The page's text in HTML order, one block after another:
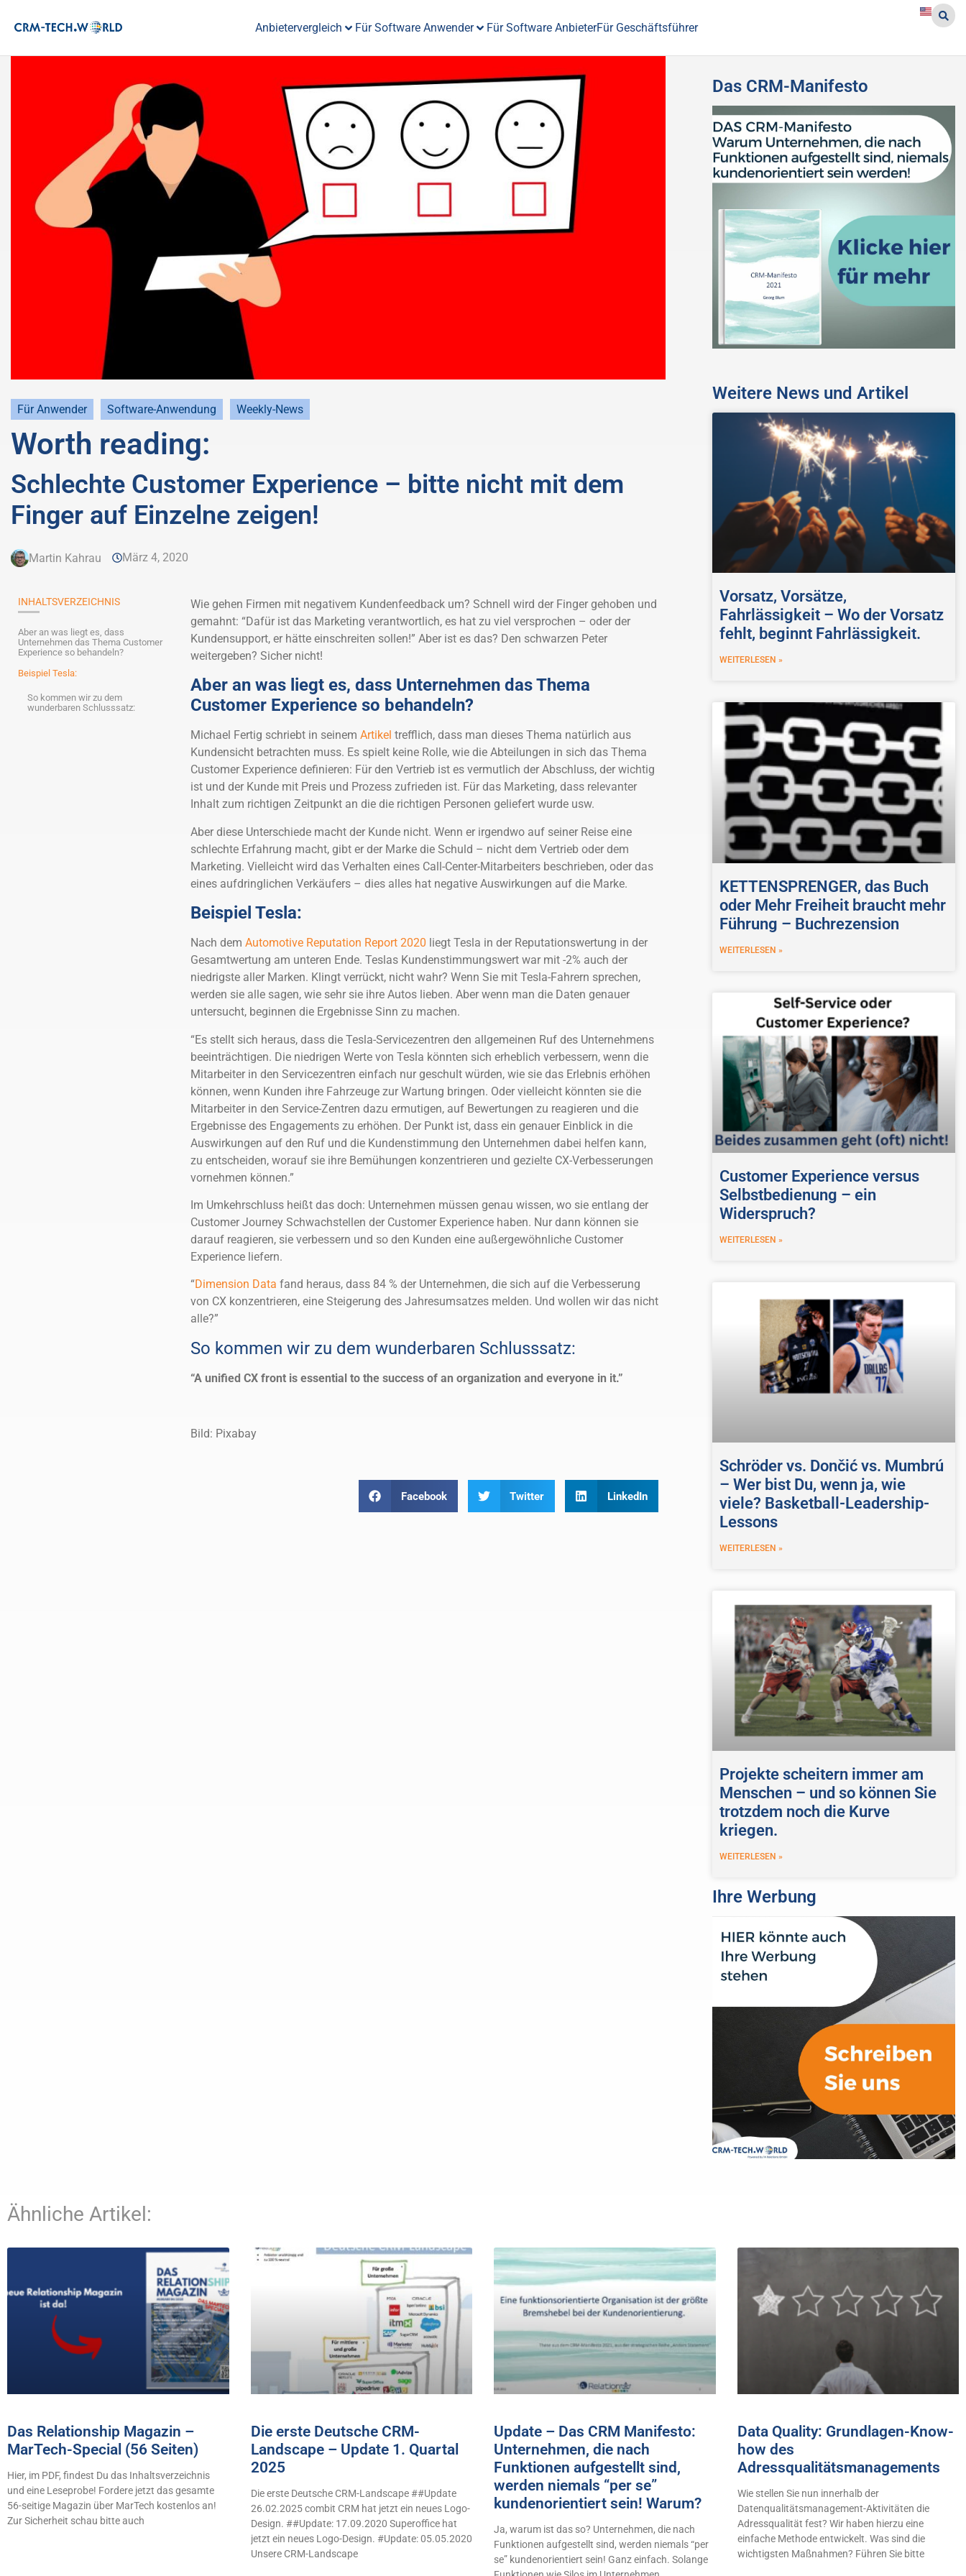
Anbietervergleich Für Software Anwender Für Software AnbieterFür Geschäftsführer
Für Anwender Software-Anwendung Weekly-News
Worth reading:
Schlechte Customer Experience – bitte nicht mit dem
Finger auf Einzelne zeigen!
Martin Kahrau März 4, 2020
INHALTSVERZEICHNIS
Aber an was liegt es, dass
Unternehmen das Thema Customer
Experience so behandeln?
Beispiel Tesla:
So kommen wir zu dem
wunderbaren Schlusssatz:
Wie gehen Firmen mit negativem Kundenfeedback um? Schnell wird der Finger gehoben und
gemahnt: “Dafür ist das Marketing verantwortlich, es hat zu viel versprochen – oder der
Kundensupport, er hätte einschreiten sollen!” Aber ist es das? Den schwarzen Peter
weitergeben? Sicher nicht!
Aber an was liegt es, dass Unternehmen das Thema
Customer Experience so behandeln?
Michael Fertig schriebt in seinem Artikel trefflich, dass man dieses Thema natürlich aus
Kundensicht betrachten muss. Es spielt keine Rolle, wie die Abteilungen in sich das Thema
Customer Experience definieren: Für den Vertrieb ist es vermutlich der Abschluss, der wichtig
ist und der Kunde mit Preis und Prozess zufrieden ist. Für das Marketing, dass relevanter
Inhalt zum richtigen Zeitpunkt an die die richtigen Personen geliefert wurde usw.
Aber diese Unterschiede macht der Kunde nicht. Wenn er irgendwo auf seiner Reise eine
schlechte Erfahrung macht, gibt er der Marke die Schuld – nicht dem Vertrieb oder dem
Marketing. Vielleicht wird das Verhalten eines Call-Center-Mitarbeiters beschrieben, oder das
eines aufdringlichen Verkäufers – dies alles hat negative Auswirkungen auf die Marke.
Beispiel Tesla:
Nach dem Automotive Reputation Report 2020 liegt Tesla in der Reputationswertung in der
Gesamtwertung am unteren Ende. Teslas Kundenstimmungswert war mit -2% auch der
niedrigste aller Marken. Klingt verrückt, nicht wahr? Wenn Sie mit Tesla-Fahrern sprechen,
werden sie alle sagen, wie sehr sie ihre Autos lieben. Aber wenn man die Daten genauer
untersucht, beginnen die Ergebnisse Sinn zu machen.
“Es stellt sich heraus, dass die Tesla-Servicezentren den allgemeinen Ruf des Unternehmens
beeinträchtigen. Die niedrigen Werte von Tesla könnten sich erheblich verbessern, wenn die
Mitarbeiter in den Servicezentren einfach nur geschult würden, wie sie das Erlebnis erhöhen
können, wenn Kunden ihre Fahrzeuge zur Wartung bringen. Oder vielleicht könnten sie die
Mitarbeiter in den Service-Zentren dazu ermutigen, auf Bewertungen zu reagieren und die
Ergebnisse des Engagements zu erhöhen. Der Punkt ist, dass ein genauer Einblick in die
Auswirkungen auf den Ruf und die Kundenstimmung den Unternehmen dabei helfen kann,
zu entscheiden, worauf sie ihre Bemühungen konzentrieren und gezielte CX-Verbesserungen
vornehmen können.”
Im Umkehrschluss heißt das doch: Unternehmen müssen genau wissen, wo sie entlang der
Customer Journey Schwachstellen der Customer Experience haben. Nur dann können sie
darauf reagieren, sie verbessern und so den Kunden eine außergewöhnliche Customer
Experience liefern.
“Dimension Data fand heraus, dass 84 % der Unternehmen, die sich auf die Verbesserung
von CX konzentrieren, eine Steigerung des Jahresumsatzes melden. Und wollen wir das nicht
alle?”
So kommen wir zu dem wunderbaren Schlusssatz:
“A unified CX front is essential to the success of an organization and everyone in it.”
Bild: Pixabay
Facebook Twitter LinkedIn
Das CRM-Manifesto
Weitere News und Artikel
Vorsatz, Vorsätze,
Fahrlässigkeit – Wo der Vorsatz
fehlt, beginnt Fahrlässigkeit.
WEITERLESEN »
KETTENSPRENGER, das Buch
oder Mehr Freiheit braucht mehr
Führung – Buchrezension
WEITERLESEN »
Customer Experience versus
Selbstbedienung – ein
Widerspruch?
WEITERLESEN »
Schröder vs. Dončić vs. Mumbrú
– Wer bist Du, wenn ja, wie
viele? Basketball-Leadership-
Lessons
WEITERLESEN »
Projekte scheitern immer am
Menschen – und so können Sie
trotzdem noch die Kurve
kriegen.
WEITERLESEN »
Ihre Werbung
Ähnliche Artikel:
Das Relationship Magazin –
MarTech-Special (56 Seiten)
Hier, im PDF, findest Du das Inhaltsverzeichnis
und eine Leseprobe! Fordere jetzt das gesamte
56-seitige Magazin über MarTech kostenlos an!
Zur Sicherheit schau bitte auch
Die erste Deutsche CRM-
Landscape – Update 1. Quartal
2025
Die erste Deutsche CRM-Landscape ##Update
26.02.2025 combit CRM hat jetzt ein neues Logo-
Design. ##Update: 17.09.2020 Superoffice hat
jetzt ein neues Logo-Design. #Update: 05.05.2020
Unsere CRM-Landscape
Update – Das CRM Manifesto:
Unternehmen, die nach
Funktionen aufgestellt sind,
werden niemals “per se”
kundenorientiert sein! Warum?
Ja, warum ist das so? Unternehmen, die nach
Funktionen aufgestellt sind, werden niemals “per
se” kundenorientiert sein! Ganz einfach. Solange
Data Quality: Grundlagen-Know-
how des
Adressqualitätsmanagements
Wie stellen Sie nun innerhalb der
Datenqualitätsmanagement-Aktivitäten die
Adressqualität fest? Wir haben hierzu eine
einfache Methode entwickelt. Was sind die
wichtigsten Maßnahmen? Führen Sie bitte